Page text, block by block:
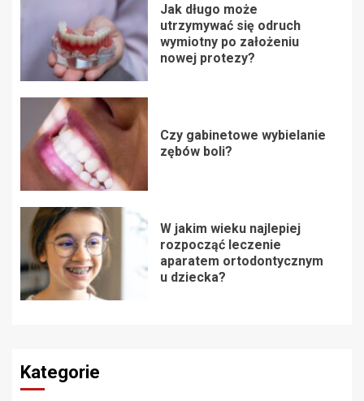
Jak długo może
utrzymywać się odruch
wymiotny po założeniu
nowej protezy?
Czy gabinetowe wybielanie
zębów boli?
W jakim wieku najlepiej
rozpocząć leczenie
aparatem ortodontycznym
u dziecka?
Kategorie